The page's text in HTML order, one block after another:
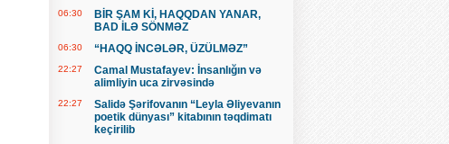
06:30
BİR ŞAM Kİ, HAQQDAN YANAR,
BAD İLƏ SÖNMƏZ
06:30 “HAQQ İNCƏLƏR, ÜZÜLMƏZ”
22:27
Camal Mustafayev: İnsanlığın və
alimliyin uca zirvəsində
22:27
Salidə Şərifovanın “Leyla Əliyevanın
poetik dünyası” kitabının təqdimatı
keçirilib